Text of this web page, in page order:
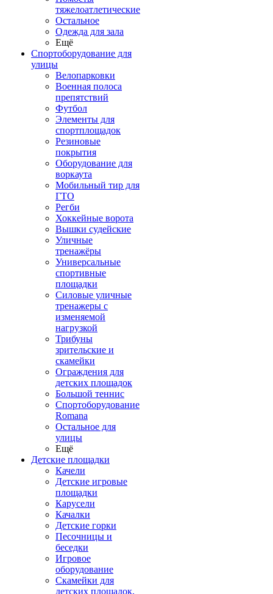
тяжелоатлетические
Остальное
Одежда для зала
Ещё
Спортоборудование для
улицы
Велопарковки
Военная полоса
препятствий
Футбол
Элементы для
спортплощадок
Резиновые
покрытия
Оборудование для
воркаута
Мобильный тир для
ГТО
Регби
Хоккейные ворота
Вышки судейские
Уличные
тренажёры
Универсальные
спортивные
площадки
Силовые уличные
тренажеры с
изменяемой
нагрузкой
Трибуны
зрительские и
скамейки
Ограждения для
детских площадок
Большой теннис
Спортоборудование
Romana
Остальное для
улицы
Ещё
Детские площадки
Качели
Детские игровые
площадки
Карусели
Качалки
Детские горки
Песочницы и
беседки
Игровое
оборудование
Скамейки для
детских площадок,